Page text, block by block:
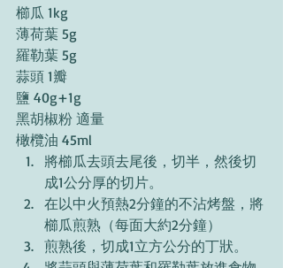
櫛瓜 1kg
薄荷葉 5g
羅勒葉 5g
蒜頭 1瓣
鹽 40g+1g
黑胡椒粉 適量
橄欖油 45ml
將櫛瓜去頭去尾後，切半，然後切
成1公分厚的切片。
在以中火預熱2分鐘的不沾烤盤，將
櫛瓜煎熟（每面大約2分鐘）
煎熟後，切成1立方公分的丁狀。